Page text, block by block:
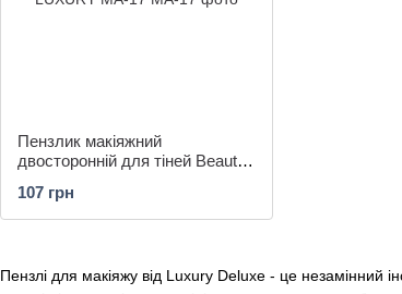
Пензлі для макіяжу від Luxury Deluxe - це незамінний
Пензлик макіяжний
двосторонній для тіней Beauty
107 грн